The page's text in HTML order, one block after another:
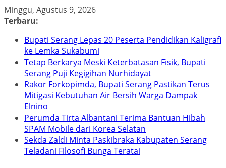
Skip
to
Minggu, Agustus 9, 2026
Terbaru:
Bupati Serang Lepas 20 Peserta Pendidikan Kaligrafi
ke Lemka Sukabumi
Tetap Berkarya Meski Keterbatasan Fisik, Bupati
Serang Puji Kegigihan Nurhidayat
Rakor Forkopimda, Bupati Serang Pastikan Terus
Mitigasi Kebutuhan Air Bersih Warga Dampak
Elnino
Perumda Tirta Albantani Terima Bantuan Hibah
SPAM Mobile dari Korea Selatan
Sekda Zaldi Minta Paskibraka Kabupaten Serang
Teladani Filosofi Bunga Teratai